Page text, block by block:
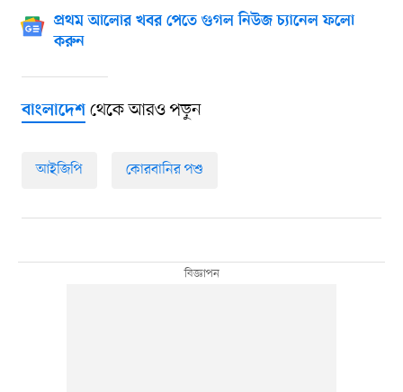
প্রথম আলোর খবর পেতে গুগল নিউজ চ্যানেল ফলো
করুন
বাংলাদেশথেকে আরও পড়ুন
আইজিপি কোরবানির পশু